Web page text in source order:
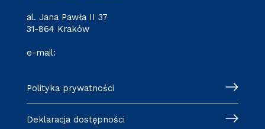
al. Jana Pawła II 37
31-864 Kraków
e-mail:
Polityka prywatności
Deklaracja dostępności